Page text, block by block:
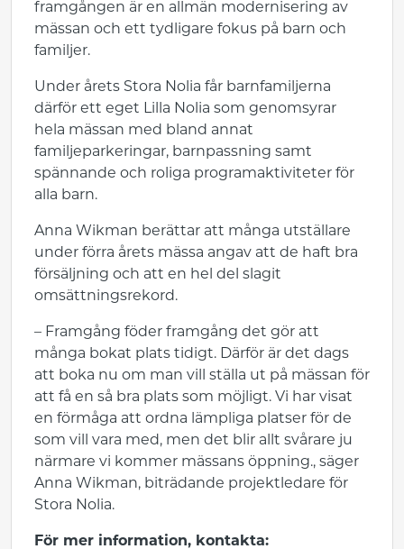
framgången är en allmän modernisering av
mässan och ett tydligare fokus på barn och
familjer.
Under årets Stora Nolia får barnfamiljerna
därför ett eget Lilla Nolia som genomsyrar
hela mässan med bland annat
familjeparkeringar, barnpassning samt
spännande och roliga programaktiviteter för
alla barn.
Anna Wikman berättar att många utställare
under förra årets mässa angav att de haft bra
försäljning och att en hel del slagit
omsättningsrekord.
– Framgång föder framgång det gör att
många bokat plats tidigt. Därför är det dags
att boka nu om man vill ställa ut på mässan för
att få en så bra plats som möjligt. Vi har visat
en förmåga att ordna lämpliga platser för de
som vill vara med, men det blir allt svårare ju
närmare vi kommer mässans öppning., säger
Anna Wikman, biträdande projektledare för
Stora Nolia.
För mer information, kontakta: